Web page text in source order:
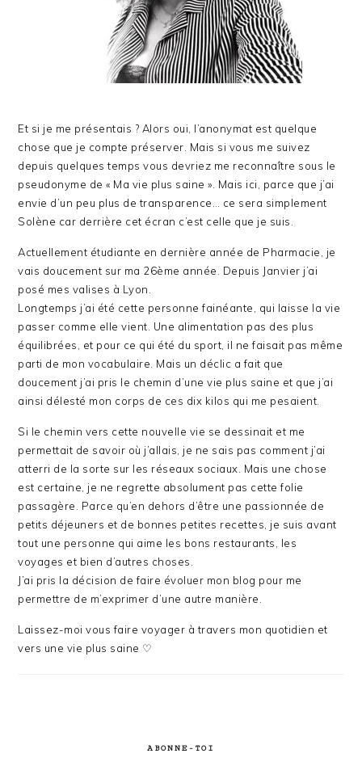
Et si je me présentais ? Alors oui, l’anonymat est quelque
chose que je compte préserver. Mais si vous me suivez
depuis quelques temps vous devriez me reconnaître sous le
pseudonyme de « Ma vie plus saine ». Mais ici, parce que j’ai
envie d’un peu plus de transparence… ce sera simplement
Solène car derrière cet écran c’est celle que je suis.
Actuellement étudiante en dernière année de Pharmacie, je
vais doucement sur ma 26ème année. Depuis Janvier j’ai
posé mes valises à Lyon.
Longtemps j’ai été cette personne fainéante, qui laisse la vie
passer comme elle vient. Une alimentation pas des plus
équilibrées, et pour ce qui été du sport, il ne faisait pas même
parti de mon vocabulaire. Mais un déclic a fait que
doucement j’ai pris le chemin d’une vie plus saine et que j’ai
ainsi délesté mon corps de ces dix kilos qui me pesaient.
Si le chemin vers cette nouvelle vie se dessinait et me
permettait de savoir où j’allais, je ne sais pas comment j’ai
atterri de la sorte sur les réseaux sociaux. Mais une chose
est certaine, je ne regrette absolument pas cette folie
passagère. Parce qu’en dehors d’être une passionnée de
petits déjeuners et de bonnes petites recettes, je suis avant
tout une personne qui aime les bons restaurants, les
voyages et bien d’autres choses.
J’ai pris la décision de faire évoluer mon blog pour me
permettre de m’exprimer d’une autre manière.
Laissez-moi vous faire voyager à travers mon quotidien et
vers une vie plus saine ♡
ABONNE-TOI